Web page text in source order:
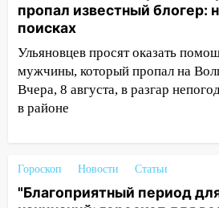
августа: список АЗС
11:55
машину во время
Ульяновске
11:00
недели в Ульяновской
09:18 Из-за ливня
пропал известный блогер:
поисках
Ульяновцев просят оказать
мужчины, который пропал на
Вчера, 8 августа, в разгар
в районе
Гороскоп Новости Статьи
"Благоприятный период